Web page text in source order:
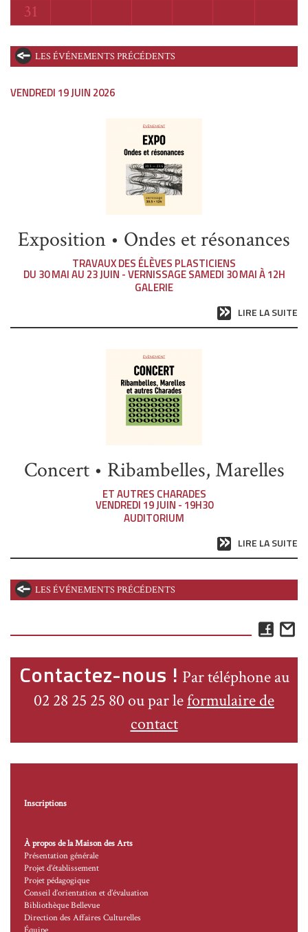
Lundi
31
LES ÉVÉNEMENTS PRÉCÉDENTS
VENDREDI 19 JUIN 2026
Exposition • Ondes et résonances
TRAVAUX DES ÉLÈVES PLASTICIENS
DU 30 MAI AU 23 JUIN - VERNISSAGE SAMEDI 30 MAI À 12H
GALERIE
LIRE LA SUITE
Concert • Ribambelles, Marelles
ET AUTRES CHARADES
VENDREDI 19 JUIN - 19H30
AUDITORIUM
LIRE LA SUITE
LES ÉVÉNEMENTS PRÉCÉDENTS
Contactez-nous ! Par téléphone au
02 28 25 25 80 ou par leformulaire de
contact
Inscriptions
À propos de la Maison des Arts
Présentation générale
Projet d’établissement
Projet pédagogique
Conseil d’orientation et d’évaluation
Bibliothèque Bellevue
Direction des Affaires Culturelles